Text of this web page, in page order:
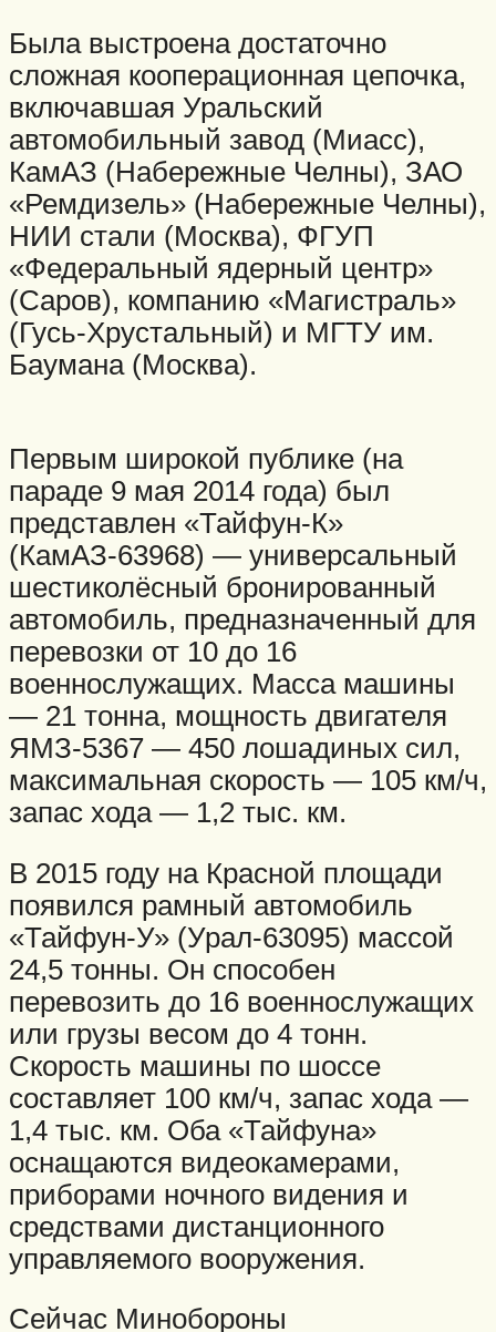
Была выстроена достаточно
сложная кооперационная цепочка,
включавшая Уральский
автомобильный завод (Миасс),
КамАЗ (Набережные Челны), ЗАО
«Ремдизель» (Набережные Челны),
НИИ стали (Москва), ФГУП
«Федеральный ядерный центр»
(Саров), компанию «Магистраль»
(Гусь-Хрустальный) и МГТУ им.
Баумана (Москва).
Первым широкой публике (на
параде 9 мая 2014 года) был
представлен «Тайфун-К»
(КамАЗ-63968) — универсальный
шестиколёсный бронированный
автомобиль, предназначенный для
перевозки от 10 до 16
военнослужащих. Масса машины
— 21 тонна, мощность двигателя
ЯМЗ-5367 — 450 лошадиных сил,
максимальная скорость — 105 км/ч,
запас хода — 1,2 тыс. км.
В 2015 году на Красной площади
появился рамный автомобиль
«Тайфун-У» (Урал-63095) массой
24,5 тонны. Он способен
перевозить до 16 военнослужащих
или грузы весом до 4 тонн.
Скорость машины по шоссе
составляет 100 км/ч, запас хода —
1,4 тыс. км. Оба «Тайфуна»
оснащаются видеокамерами,
приборами ночного видения и
средствами дистанционного
управляемого вооружения.
Сейчас Минобороны